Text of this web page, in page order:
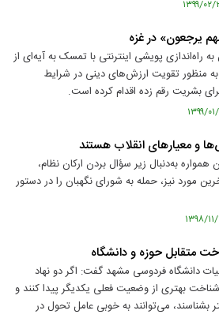
یرجعون» در غزه
راه‌اندازی پویشی اینترنتی با تمسک به آیه‌ای از
منظور تقویت ارزش‌های دینی در شرایط
بشریت رقم زده اقدام کرده است.
و معیارهای انقلاب هستند
به‌دنبال زیر سؤال بردن ارکان نظام،
مورد نیز، حمله به شورای نگهبان را در دستور
متقابل حوزه و دانشگاه
دانشگاه فردوسی مشهد گفت: اگر دو نهاد
بهتری از وضعیت فعلی یکدیگر پیدا کنند و
بشناسند، می‌توانند به خوبی عامل تحول در